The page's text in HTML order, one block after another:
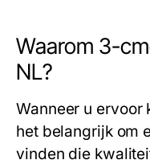
Waarom 3-
NL?
Wanneer u ervoor
het belangrijk om
vinden die